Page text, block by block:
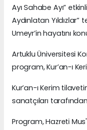
Ayı Sahabe Ayı”
Aydınlatan
Umeyr’in hayatını
Artuklu Üniversitesi
program, Kur’an-ı
Kur’an-ı Kerim
sanatçıları
Program, Hazreti